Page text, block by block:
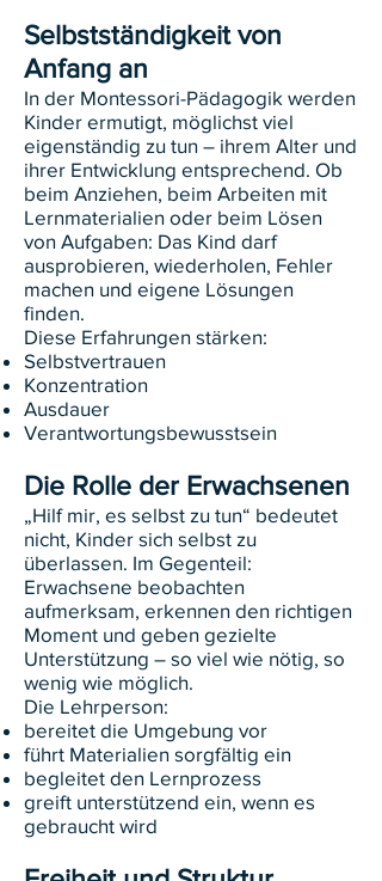
Selbstständigkeit von
Anfang an
In der Montessori-Pädagogik werden
Kinder ermutigt, möglichst viel
eigenständig zu tun – ihrem Alter und
ihrer Entwicklung entsprechend. Ob
beim Anziehen, beim Arbeiten mit
Lernmaterialien oder beim Lösen
von Aufgaben: Das Kind darf
ausprobieren, wiederholen, Fehler
machen und eigene Lösungen
finden.
Diese Erfahrungen stärken:
Selbstvertrauen
Konzentration
Ausdauer
Verantwortungsbewusstsein
Die Rolle der Erwachsenen
„Hilf mir, es selbst zu tun“ bedeutet
nicht, Kinder sich selbst zu
überlassen. Im Gegenteil:
Erwachsene beobachten
aufmerksam, erkennen den richtigen
Moment und geben gezielte
Unterstützung – so viel wie nötig, so
wenig wie möglich.
Die Lehrperson:
bereitet die Umgebung vor
führt Materialien sorgfältig ein
begleitet den Lernprozess
greift unterstützend ein, wenn es
gebraucht wird